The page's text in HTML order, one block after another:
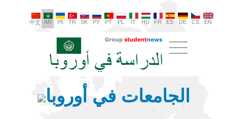
EN
CS
DE
ES
FR
HU
IT
PL
PT
РУ
SK
TR
УК
AR
中文
الجامعات في أوروبا